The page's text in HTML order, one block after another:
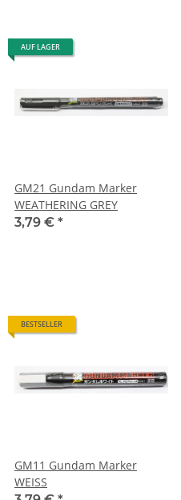
AUF LAGER
GM21 Gundam Marker
WEATHERING GREY
3,79 € *
BESTSELLER
GM11 Gundam Marker
WEISS